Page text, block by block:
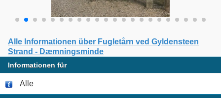
Alle Informationen über Fugletårn ved Gyldensteen
Strand - Dæmningsminde
Informationen für
Alle